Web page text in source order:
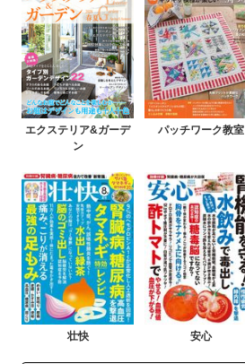
エクステリア&ガーデ
ン
パッチワーク教室
壮快 安心